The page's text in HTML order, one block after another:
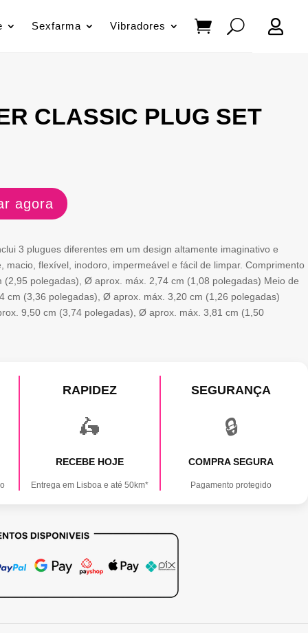
Sexfarma Vibradores 
CLASSIC PLUG SET
agora
3 plugues diferentes em um design altamente imaginativo e
macio, flexível, inodoro, impermeável e fácil de limpar. Comprimento
(2,95 polegadas), Ø aprox. máx. 2,74 cm (1,08 polegadas) Meio de
cm (3,36 polegadas), Ø aprox. máx. 3,20 cm (1,26 polegadas)
9,50 cm (3,74 polegadas), Ø aprox. máx. 3,81 cm (1,50
RAPIDEZ
🛵
RECEBE HOJE
Entrega em Lisboa e até 50km*
SEGURANÇA
🔒
COMPRA SEGURA
Pagamento protegido